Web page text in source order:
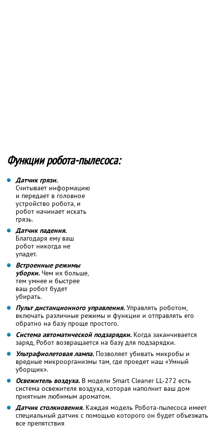
Функции робота-пылесоса:
Датчик грязи.
Считывает информацию
и передает в головное
устройство робота, и
робот начинает искать
грязь.
Датчик падения.
Благодаря ему ваш
робот никогда не
упадет.
Встроенные режимы
уборки. Чем их больше,
тем умнее и быстрее
ваш робот будет
убирать.
Пульт дистанционного управления. Управлять роботом,
включать различные режимы и функции и отправлять его
обратно на базу проще простого.
Система автоматической подзарядки. Когда заканчивается
заряд, Робот возвращается на базу для подзарядки.
Ультрафиолетовая лампа. Позволяет убивать микробы и
вредные микроорганизмы там, где проедет наш «Умный
уборщик».
Освежитель воздуха. В модели Smart Cleaner LL-272 есть
система освежителя воздуха, которая наполнит ваш дом
приятным любимым ароматом.
Датчик столкновения. Каждая модель Робота-пылесоса имеет
специальный датчик с помощью которого он будет объезжать
все препятствия